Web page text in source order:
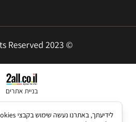
© 2023 All Rights Reserved
בניית אתרים